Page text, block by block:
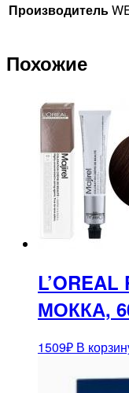
Производитель
Похожие
МОККА,
1509₽ В